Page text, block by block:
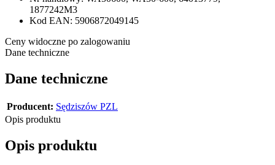
1877242M3
Kod EAN: 5906872049145
Ceny widoczne po zalogowaniu
Dane techniczne
Dane techniczne
Producent: Sędziszów PZL
Opis produktu
Opis produktu